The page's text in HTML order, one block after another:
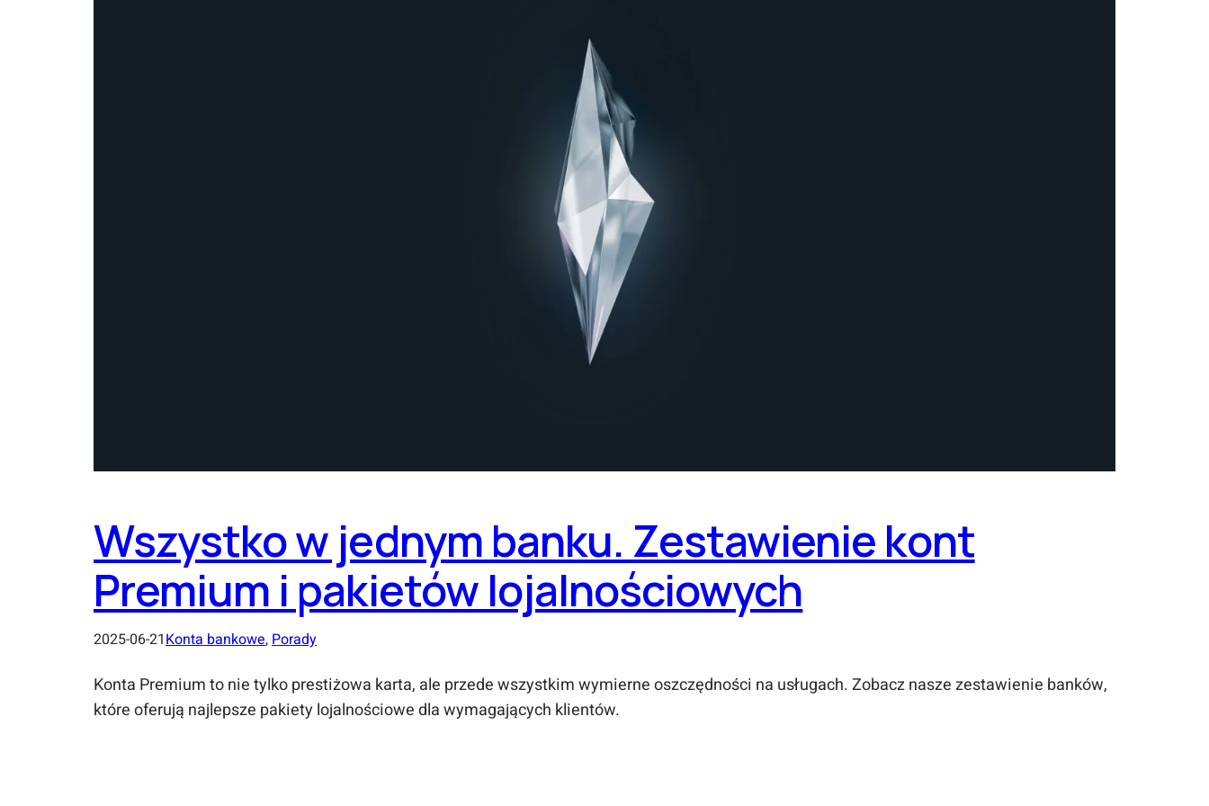
Wszystko w jednym banku. Zestawienie kont
Premium i pakietów lojalnościowych
2025-06-21Konta bankowe, Porady
Konta Premium to nie tylko prestiżowa karta, ale przede wszystkim wymierne oszczędności na usługach. Zobacz nasze zestawienie banków,
które oferują najlepsze pakiety lojalnościowe dla wymagających klientów.